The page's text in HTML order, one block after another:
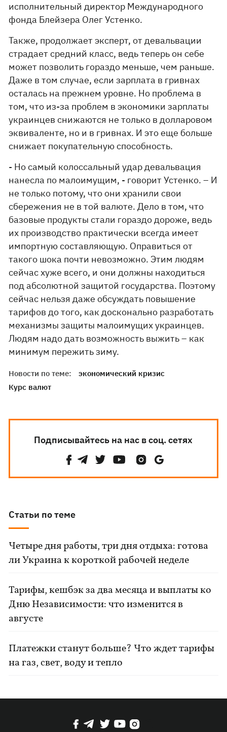
исполнительный директор Международного
фонда Блейзера Олег Устенко.
Также, продолжает эксперт, от девальвации
страдает средний класс, ведь теперь он себе
может позволить гораздо меньше, чем раньше.
Даже в том случае, если зарплата в гривнах
осталась на прежнем уровне. Но проблема в
том, что из-за проблем в экономики зарплаты
украинцев снижаются не только в долларовом
эквиваленте, но и в гривнах. И это еще больше
снижает покупательную способность.
- Но самый колоссальный удар девальвация
нанесла по малоимущим, - говорит Устенко. – И
не только потому, что они хранили свои
сбережения не в той валюте. Дело в том, что
базовые продукты стали гораздо дороже, ведь
их производство практически всегда имеет
импортную составляющую. Оправиться от
такого шока почти невозможно. Этим людям
сейчас хуже всего, и они должны находиться
под абсолютной защитой государства. Поэтому
сейчас нельзя даже обсуждать повышение
тарифов до того, как досконально разработать
механизмы защиты малоимущих украинцев.
Людям надо дать возможность выжить – как
минимум пережить зиму.
Новости по теме:
экономический кризис
Курс валют
Подписывайтесь на нас в соц. сетях
Статьи по теме
Четыре дня работы, три дня отдыха: готова
ли Украина к короткой рабочей неделе
Тарифы, кешбэк за два месяца и выплаты ко
Дню Независимости: что изменится в
августе
Платежки станут больше? Что ждет тарифы
на газ, свет, воду и тепло